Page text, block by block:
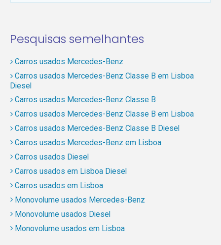
Pesquisas semelhantes
Carros usados Mercedes-Benz
Carros usados Mercedes-Benz Classe B em Lisboa
Diesel
Carros usados Mercedes-Benz Classe B
Carros usados Mercedes-Benz Classe B em Lisboa
Carros usados Mercedes-Benz Classe B Diesel
Carros usados Mercedes-Benz em Lisboa
Carros usados Diesel
Carros usados em Lisboa Diesel
Carros usados em Lisboa
Monovolume usados Mercedes-Benz
Monovolume usados Diesel
Monovolume usados em Lisboa